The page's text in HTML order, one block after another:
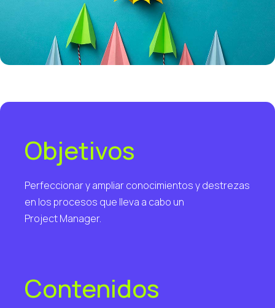
Objetivos
Perfeccionar y ampliar conocimientos y destrezas
en los procesos que lleva a cabo un
Project Manager.
Contenidos